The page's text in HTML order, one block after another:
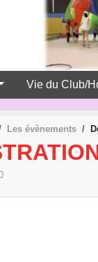
Vie du Club/
Les évènements